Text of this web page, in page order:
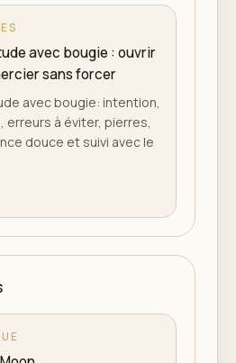
avec bougie : ouvrir
sans forcer
avec bougie: intention,
erreurs à éviter, pierres,
douce et suivi avec le